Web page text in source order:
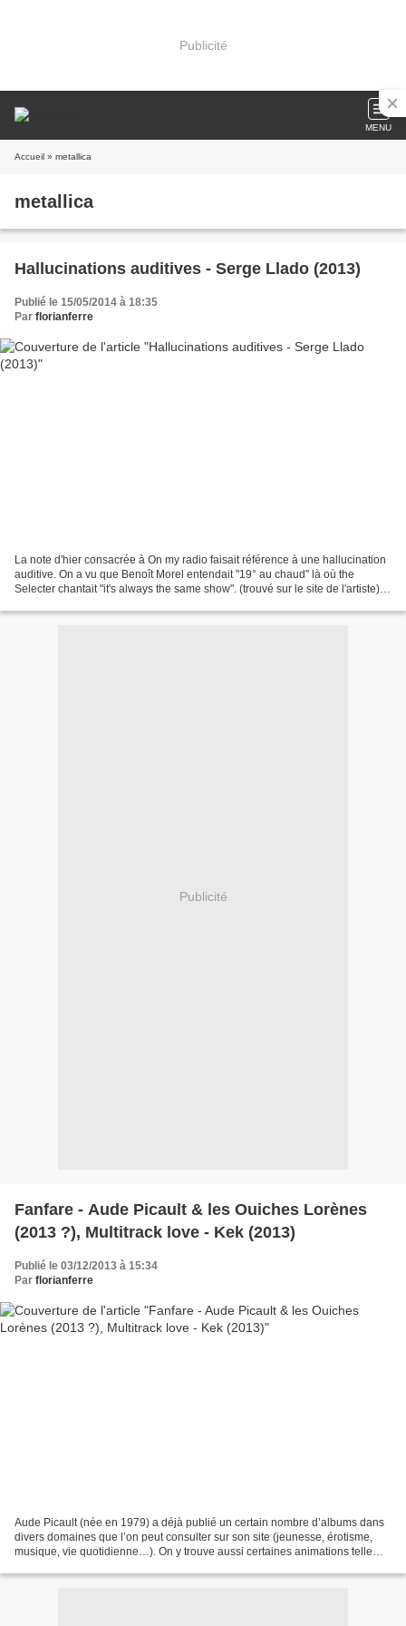
Publicité
MENU
Accueil » metallica
metallica
Hallucinations auditives - Serge Llado (2013)
Publié le 15/05/2014 à 18:35
Par florianferre
La note d'hier consacrée à On my radio faisait référence à une hallucination
auditive. On a vu que Benoît Morel entendait "19° au chaud" là où the
Selecter chantait "it's always the same show". (trouvé sur le site de l'artiste)
Publicité
Fanfare - Aude Picault & les Ouiches Lorènes
(2013 ?), Multitrack love - Kek (2013)
Publié le 03/12/2013 à 15:34
Par florianferre
Aude Picault (née en 1979) a déjà publié un certain nombre d’albums dans
divers domaines que l’on peut consulter sur son site (jeunesse, érotisme,
musique, vie quotidienne…). On y trouve aussi certaines animations telle